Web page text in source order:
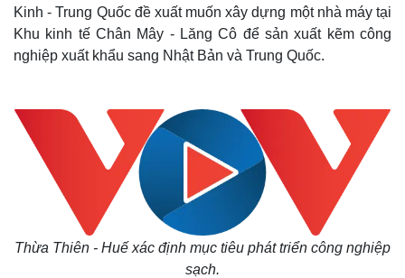
Kinh - Trung Quốc đề xuất muốn xây dựng một nhà máy tại
Khu kinh tế Chân Mây - Lăng Cô để sản xuất kẽm công
nghiệp xuất khẩu sang Nhật Bản và Trung Quốc.
Thừa Thiên - Huế xác định mục tiêu phát triển công nghiệp
sạch.